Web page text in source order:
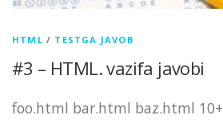
HTML / TESTGA JAVOB
#3 – HTML. vazifa javobi
foo.html bar.html baz.html 10+